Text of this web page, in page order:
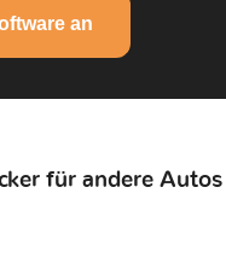
an
für andere